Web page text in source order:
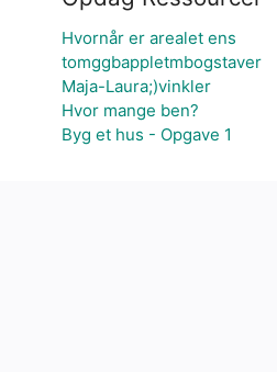
Hvornår er arealet ens
tomggbappletmbogstaver
Maja-Laura;)vinkler
Hvor mange ben?
Byg et hus - Opgave 1